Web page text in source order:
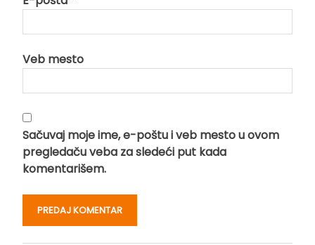
Veb mesto
Sačuvaj moje ime, e-poštu i veb mesto u ovom
pregledaču veba za sledeći put kada
komentarišem.